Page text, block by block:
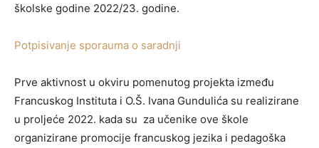
školske godine 2022/23. godine.
Potpisivanje sporauma o saradnji
Prve aktivnost u okviru pomenutog projekta između
Francuskog Instituta i O.Š. Ivana Gundulića su realizirane
u proljeće 2022. kada su za učenike ove škole
organizirane promocije francuskog jezika i pedagoška